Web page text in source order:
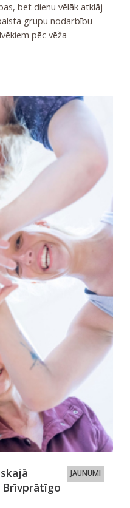
bet dienu vēlāk atklāj
grupu nodarbību
pēc vēža
JAUNUMI
Brīvprātīgo